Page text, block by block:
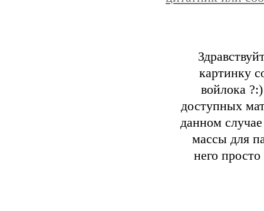
картинку
войлока
доступных
данном
массы для
него